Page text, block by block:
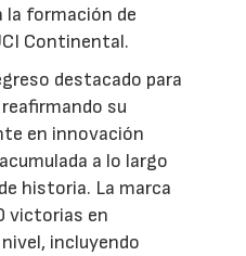
la formación de
Continental.
destacado para
reafirmando su
en innovación
a lo largo
historia. La marca
victorias en
incluyendo